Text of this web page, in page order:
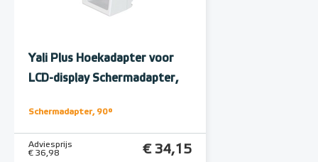
Yali Plus Hoekadapter voor
LCD-display Schermadapter,
Schermadapter, 90°
Adviesprijs
€ 36,98
€ 34,15